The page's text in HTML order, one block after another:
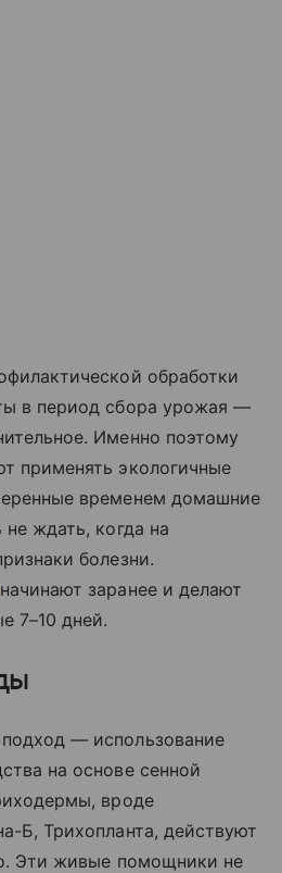
обработки
в период сбора урожая —
Именно поэтому
применять экологичные
временем домашние
ждать, когда на
болезни.
начинают заранее и делают
7–10 дней.
— использование
на основе сенной
вроде
Б, Трихопланта, действуют
Эти живые помощники не